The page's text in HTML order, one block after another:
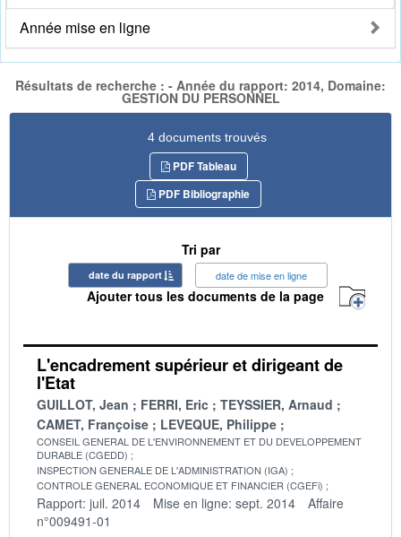
Année mise en ligne
Résultats de recherche : - Année du rapport: 2014, Domaine:
GESTION DU PERSONNEL
4 documents trouvés
PDF Tableau
PDF Bibliographie
Tri par
date du rapport date de mise en ligne
Ajouter tous les documents de la page
L'encadrement supérieur et dirigeant de
l'Etat
GUILLOT, Jean FERRI, Eric
TEYSSIER, Arnaud
CAMET, Françoise
LEVEQUE, Philippe
CONSEIL GENERAL DE L'ENVIRONNEMENT ET DU DEVELOPPEMENT
DURABLE (CGEDD)
INSPECTION GENERALE DE L'ADMINISTRATION (IGA)
CONTROLE GENERAL ECONOMIQUE ET FINANCIER (CGEFi)
Rapport: juil. 2014 Mise en ligne: sept. 2014
Affaire
n°009491-01